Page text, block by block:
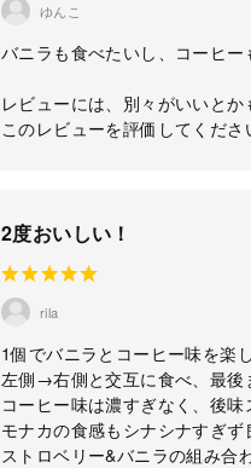
ゆんこ
バニラも食べたいし、コーヒ
レビューには、別々がいいと
このレビューを評価してくださ
2度おいしい！
rila
1個でバニラとコーヒー味を楽
左側→右側と交互に食べ、最後
コーヒー味は濃すぎなく、後味
モナカの食感もシナシナすぎず
ストロベリー&バニラの組み合